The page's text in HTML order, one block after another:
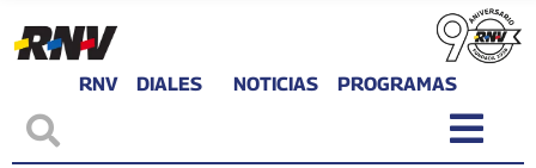
RNV DIALES NOTICIAS PROGRAMAS